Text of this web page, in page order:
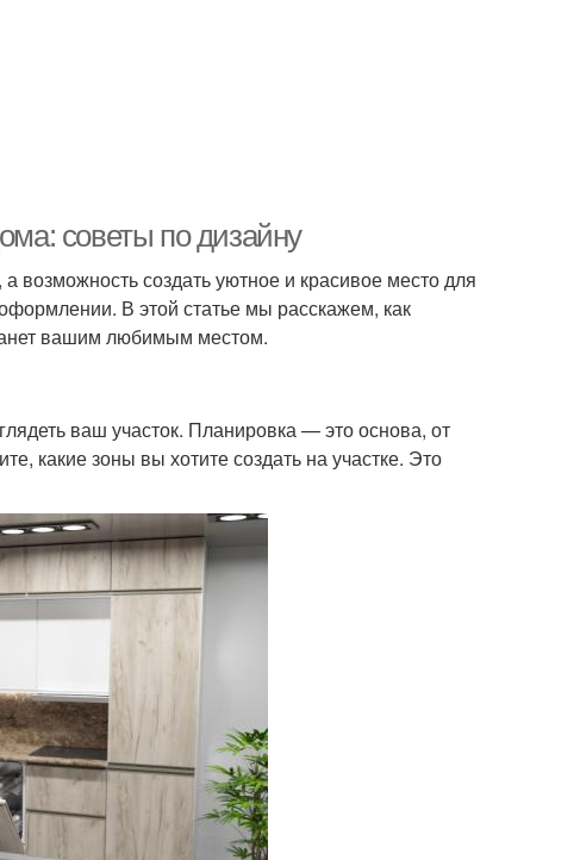
советы по дизайну
возможность создать уютное и красивое место для
В этой статье мы расскажем, как
вашим любимым местом.
ваш участок. Планировка — это основа, от
какие зоны вы хотите создать на участке. Это